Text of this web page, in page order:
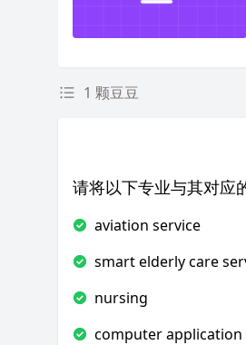
1 颗豆豆
请将以下专业与其对应
aviation service
smart elderly care
nursing
computer application